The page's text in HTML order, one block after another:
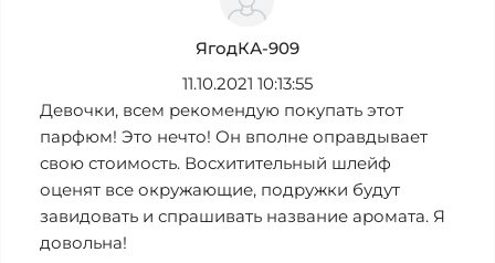
ЯгодКА-909
11.10.2021 10:13:55
Девочки, всем рекомендую покупать этот
парфюм! Это нечто! Он вполне оправдывает
свою стоимость. Восхитительный шлейф
оценят все окружающие, подружки будут
завидовать и спрашивать название аромата. Я
довольна!